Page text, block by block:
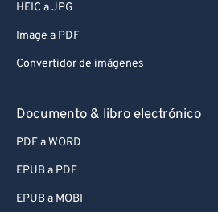
HEIC a JPG
Image a PDF
Convertidor de imágenes
Documento & libro electrónico
PDF a WORD
EPUB a PDF
EPUB a MOBI